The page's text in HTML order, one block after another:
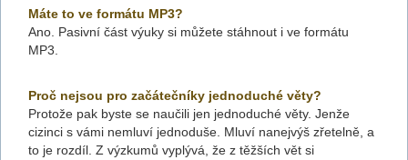
Máte to ve formátu MP3?
Ano. Pasivní část výuky si můžete stáhnout i ve formátu
MP3.
Proč nejsou pro začátečníky jednoduché věty?
Protože pak byste se naučili jen jednoduché věty. Jenže
cizinci s vámi nemluví jednoduše. Mluví nanejvýš zřetelně, a
to je rozdíl. Z výzkumů vyplývá, že z těžších vět si